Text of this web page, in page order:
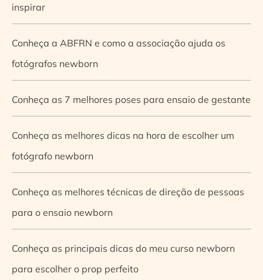
inspirar
Conheça a ABFRN e como a associação ajuda os
fotógrafos newborn
Conheça as 7 melhores poses para ensaio de gestante
Conheça as melhores dicas na hora de escolher um
fotógrafo newborn
Conheça as melhores técnicas de direção de pessoas
para o ensaio newborn
Conheça as principais dicas do meu curso newborn
para escolher o prop perfeito